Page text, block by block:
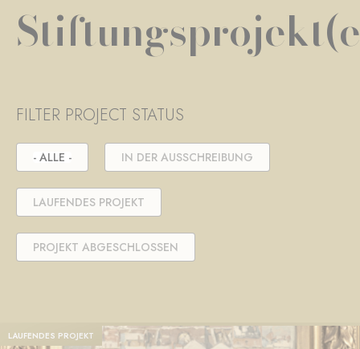
FILTER PROJECT STATUS
- ALLE - IN DER AUSSCHREIBUNG
LAUFENDES PROJEKT
PROJEKT ABGESCHLOSSEN
LAUFENDES PROJEKT